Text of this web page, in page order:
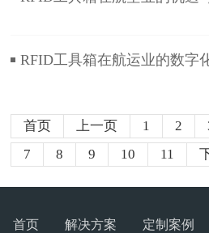
RFID工具箱在航运业的数字
首页 上一页 1 2
7
8 9 10 11
首页 解决方案 定制案例